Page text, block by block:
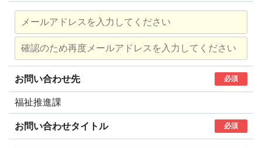
お問い合わせ先 必須
福祉推進課
お問い合わせタイトル 必須